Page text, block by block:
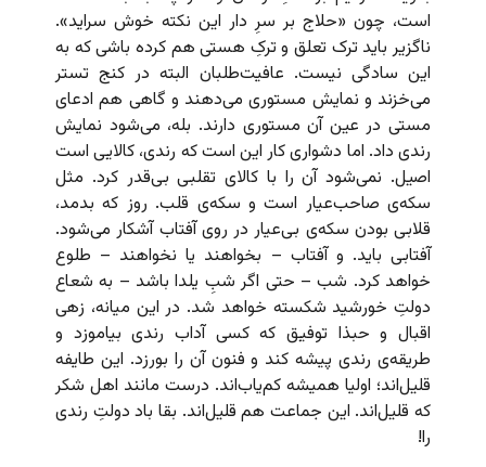
است، چون «حلاج بر سرِ دار این نکته خوش سراید».
ناگزیر باید ترک تعلق و ترکِ هستی هم کرده باشی که به
این سادگی‌ نیست. عافیت‌طلبان البته در کنج تستر
می‌خزند و نمایش مستوری می‌دهند و گاهی هم ادعای
مستی در عین آن مستوری دارند. بله، می‌شود نمایش
رندی داد. اما دشواری کار این است که رندی، کالایی است
اصیل. نمی‌شود آن را با کالای تقلبی بی‌قدر کرد. مثل
سکه‌ی صاحب‌عیار است و سکه‌ی قلب. روز که بدمد،
قلابی بودن سکه‌ی بی‌عیار در روی آفتاب آشکار می‌شود.
آفتابی باید. و آفتاب – بخواهند یا نخواهند – طلوع
خواهد کرد. شب – حتی اگر شبِ یلدا باشد – به شعاع
دولتِ خورشید شکسته خواهد شد. در این میانه، زهی
اقبال و حبذا توفیق که کسی آداب رندی بیاموزد و
طریقه‌ی رندی پیشه کند و فنون آن را بورزد. این طایفه
قلیل‌اند؛ اولیا همیشه کم‌یاب‌اند. درست مانند اهل شکر
که قلیل‌اند. این جماعت هم قلیل‌اند. بقا باد دولتِ رندی
را!